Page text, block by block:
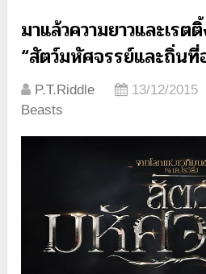
มาแล้วความยาวและเรต
“สัตว์มหัศจรรย์และถิ่นที่
P.T.Riddle 13/12/2015
Beasts